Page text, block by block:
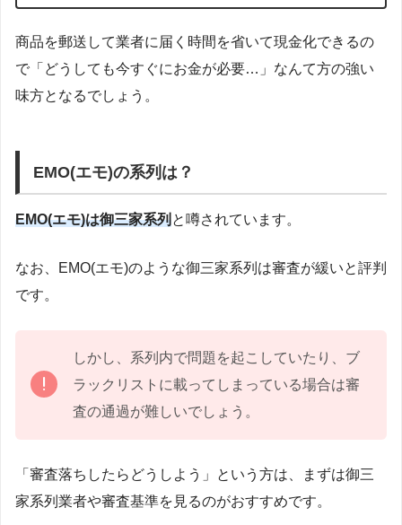
商品を郵送して業者に届く時間を省いて現金化できるの
で「どうしても今すぐにお金が必要…」なんて方の強い
味方となるでしょう。
EMO(エモ)の系列は？
EMO(エモ)は御三家系列 と噂されています。
なお、EMO(エモ)のような御三家系列は審査が緩いと評判
です。
しかし、系列内で問題を起こしていたり、ブ
ラックリストに載ってしまっている場合は審
査の通過が難しいでしょう。
「審査落ちしたらどうしよう」という方は、まずは御三
家系列業者や審査基準を見るのがおすすめです。